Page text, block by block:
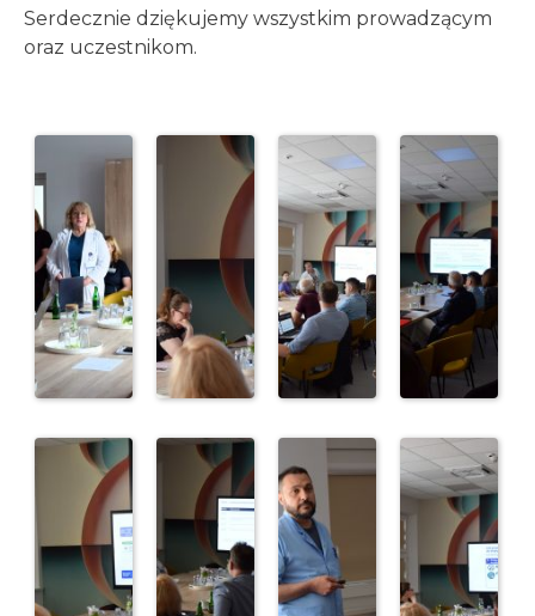
Serdecznie dziękujemy wszystkim prowadzącym
oraz uczestnikom.